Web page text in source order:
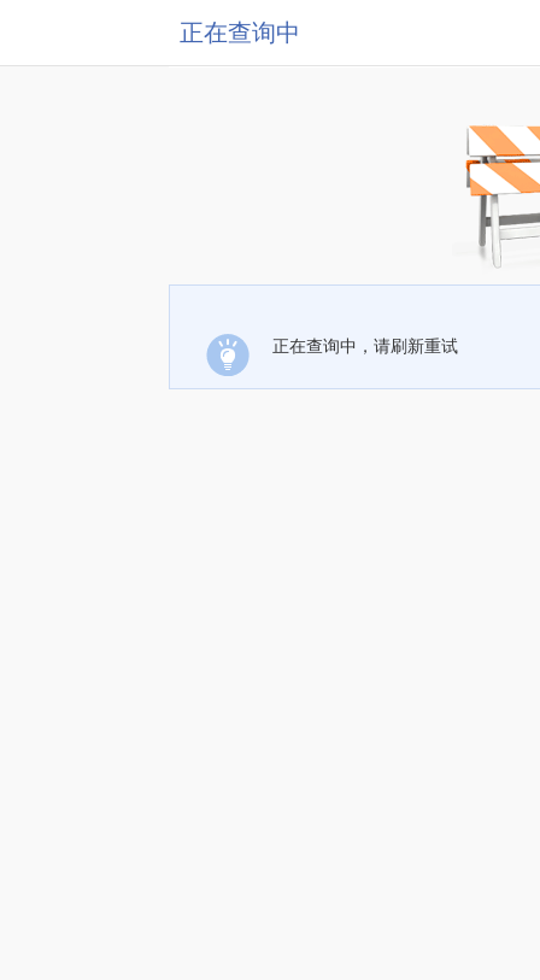
正在查询中
正在查询中，请刷新重试